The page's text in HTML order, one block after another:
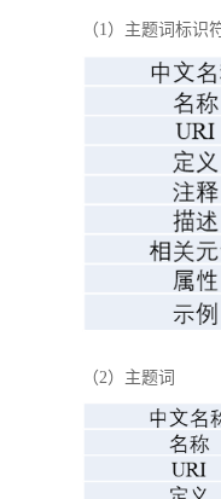
（1）主题词标识
（2）主题词